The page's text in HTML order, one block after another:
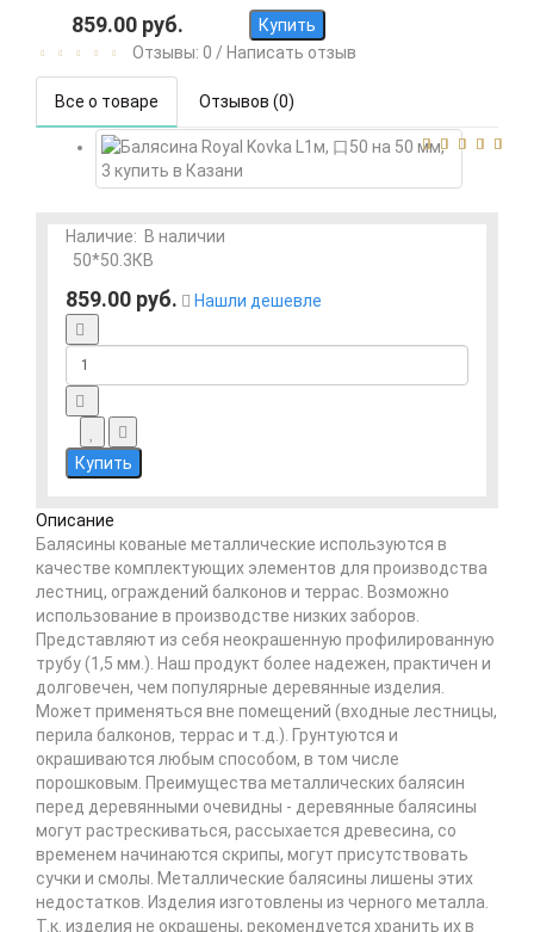
859.00 руб.
Купить
Отзывы: 0 / Написать отзыв
Все о товаре Отзывов (0)
Наличие: В наличии
50*50.3КВ
859.00 руб. Нашли дешевле
Купить
Описание
Балясины кованые металлические используются в
качестве комплектующих элементов для производства
лестниц, ограждений балконов и террас. Возможно
использование в производстве низких заборов.
Представляют из себя неокрашенную профилированную
трубу (1,5 мм.). Наш продукт более надежен, практичен и
долговечен, чем популярные деревянные изделия.
Может применяться вне помещений (входные лестницы,
перила балконов, террас и т.д.). Грунтуются и
окрашиваются любым способом, в том числе
порошковым. Преимущества металлических балясин
перед деревянными очевидны - деревянные балясины
могут растрескиваться, рассыхается древесина, со
временем начинаются скрипы, могут присутствовать
сучки и смолы. Металлические балясины лишены этих
недостатков. Изделия изготовлены из черного металла.
Т.к. изделия не окрашены, рекомендуется хранить их в